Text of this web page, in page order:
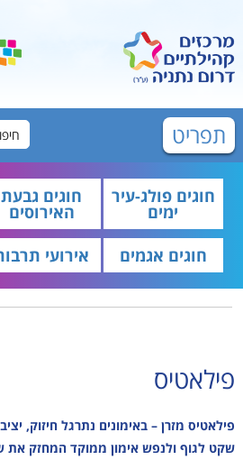
תפריט
חוגים פולג-עיר
ימים
חוגים גבעת
האירוסים
חוגים אגמים
אירועי
פילאטיס
פילאטיס מזרן – באימונים נתרגל חיזוק,
שקט לגוף ולנפש אימון ממוקד המחזק את